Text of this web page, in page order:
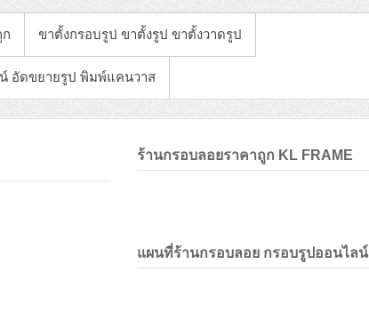
ขาตั้งกรอบรูป ขาตั้งรูป ขาตั้งวาดรูป
อัดขยายรูป พิมพ์แคนวาส
ร้านกรอบลอยราคาถูก KL FRAME
แผนที่ร้านกรอบลอย กรอบรูปออนไลน์